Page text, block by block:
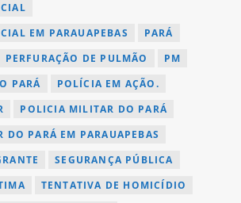
EM PARAUAPEBAS
PARÁ
PERFURAÇÃO DE PULMÃO
PM
PARÁ
POLÍCIA EM AÇÃO.
POLICIA MILITAR DO PARÁ
PARÁ EM PARAUAPEBAS
SEGURANÇA PÚBLICA
TENTATIVA DE HOMICÍDIO